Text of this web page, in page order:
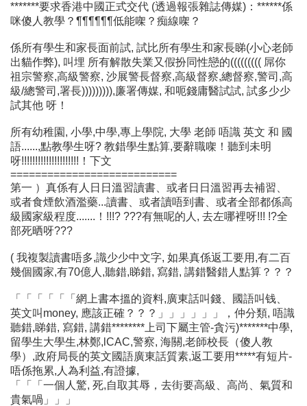
*******要求香港中國正式交代 (透過報張雜誌傳媒)：******係
咪傻人教學？¶¶¶¶¶¶低能㗎？痴線㗎？
係所有學生和家長面前試, 試比所有學生和家長睇(小心老師
出貓作弊), 叫埋 所有解散失業又假扮同性戀的((((((((( 屌你
祖宗警察,高級警察, 沙展警長督察,高級督察,總督察,警司,高
級/總警司,署長))))))))),廉署傳媒, 和呃錢庸醫試試, 試多少少
試其他 呀！
所有幼稚園, 小學,中學,專上學院, 大學 老師 唔識 英文 和 國
語......,點教學生呀? 教錯學生點算,要辭職㗎！聽到未明
呀!!!!!!!!!!!!!!!!!!!!!！下文
===========================
第一 ）真係有人日日溫習讀書、或者日日溫習再去補習、
或者食煙飲酒濫藥...讀書、或者讀唔到書、或者全部都係高
級國家級程度.......！!!!? ???有無呢的人, 去左哪裡呀!!! !?全
部死晒呀???
( 我複製讀書唔多,識少少中文字, 如果真係返工要用,有二百
幾個國家,有70億人,聽錯,睇錯, 寫錯, 講錯醫錯人點算？？？
「「「「「「網上書本搵的資料,廣東話叫錢、國語叫钱、
英文叫money, 應該正確？？？」」」」」」，仲分類, 唔識
聽錯,睇錯, 寫錯, 講錯********上司下屬主管-貪污)*******中學,
留學生大學生,林鄭,lCAC,警察, 海關,老師校長（傻人教
學）,政府局長的英文國語廣東話質素,返工要用*****有短片-
唔係拖累,人為利益,有證據,
「「「一個人驚, 死,自取其辱，去街要高級、高尚、氣質和
貴氣喎」」」